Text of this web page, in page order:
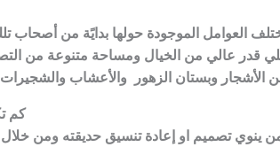
العوامل الموجودة حولها بدايًة من أصحاب
عالي من الخيال ومساحة متنوعة من
الأشجار وبستان الزهور والأعشاب
كم
ينوي تصميم او إعادة تنسيق حديقته ومن